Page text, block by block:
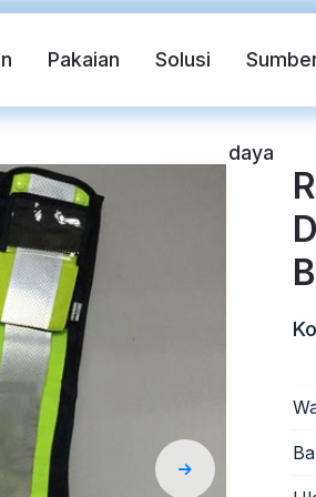
Pakaian Solusi
daya
Panas Reflektif